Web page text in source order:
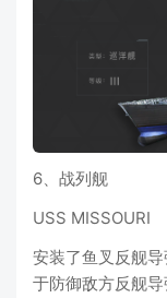
6、战列舰
USS MISSOURI
安装了鱼叉反舰
于防御敌方反舰导